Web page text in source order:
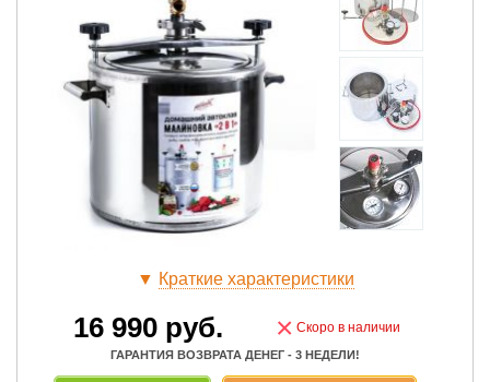
▼ Краткие характеристики
16 990 руб. × Скоро в наличии
ГАРАНТИЯ ВОЗВРАТА ДЕНЕГ - 3 НЕДЕЛИ!